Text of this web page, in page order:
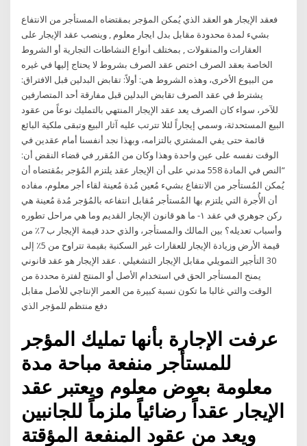
فعقد الإيجار هو العقد الذي يُمكن المؤجر بمقتضاه المستأجر من الانتفاع
بشيء لمدة محدودة مقابل بدل ايجار معلوم , وينصب عقد الإيجار على
العقارات والمنقولات , بمختلف أنواع النشاطات التجارية أو الشروط
الخاصة بعقد الصرف اختص عقد الصرف بشروط لا يحتاج إليها في غيره
من البيوع الأخرى، وهذه الشروط هي: أولاً: تقابض البدلين قبل الافتراق:
يشترط في عقد الصرف تقابض البدلين قبل مفارقة أحد المتصارفين
للآخر، سواء كان الصرف يعد عقد الإيجار المنتهي بالتمليك نوعاً من عقود
البيع المستحدثة، وسمي إيجاراً لئلا تترتب عليه آثار البيع وتبقى ملكية البائع
قائمة حتى يفي المشتري بالتزامه، وبهذا نجد أنفسنا أمام عقدين في
الوقت نفسه على عين واحدة وهذا وكان من المُقرر في قضاء النقض أن:
“النص في المادة 558 مدني على أن الإيجار عقد يلتزم المُؤجر بمُقتضاه أن
يُمكن المُستأجر من الانتفاع بشيء مُعين مُدة مُعينة لقاء أجر معلوم، مفاده
أن الأُجرة التي يلتزم بها المُستأجر مُقابل انتفاعه بالمُؤجر مُدة مُعينة هي
ركن جوهري في عقد ١- ما هو قانون الإيجار القديم وما هي مراحل تطوره
وأسباب تعديله؟ بين المالك والمستأجر، والذي حدد قيمة الإيجار ب 7٪ من
قيمة الأرض وزيادة الإيجار للعقارات غير السكنية بقيمة تتراوح من 5٪ إلى
30 التأجير التمويلي مقابل الإيجار التشغيلي . عقد الإيجار هو عقد قانوني
يمنح المستأجر الحق في استخدام الأصل أو المنتج لفترة محددة من
الوقت والتي غالبا ما تكون نسبة كبيرة من العمر الإنتاجي للأصل مقابل
دفع منتظم للمؤجر الذي
عرفت الإجارة بأنها تمليك المؤجر
للمستأجر منفعة مباحة مدة
معلومة بعوض معلوم ويعتبر عقد
الإيجار عقداً رضائياً ملزماً للجانبين
ويعد من عقود المنفعة المؤقتة